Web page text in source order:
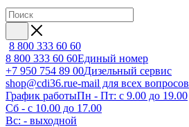
8 800 333 60 60
8 800 333 60 60Единый номер
+7 950 754 89 00Дизельный сервис
shop@cdi36.rue-mail для всех вопросов
График работыПн - Пт: с 9.00 до 19.00
Сб - с 10.00 до 17.00
Вс: - выходной